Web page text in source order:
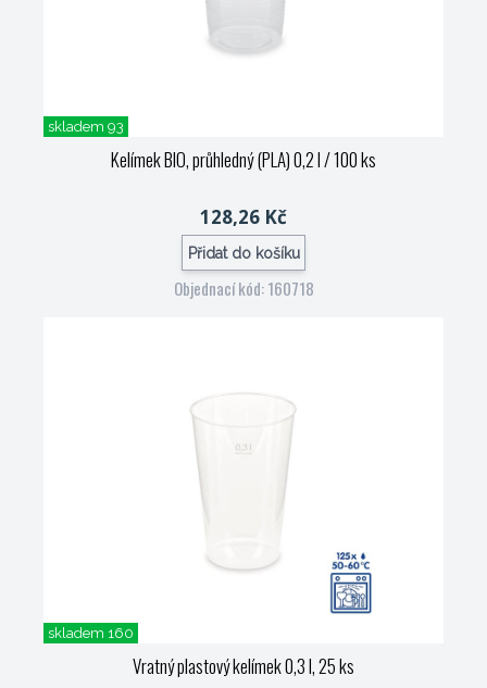
skladem 93
Kelímek BIO, průhledný (PLA) 0,2 l / 100 ks
128,26 Kč
Přidat do košíku
Objednací kód: 160718
skladem 160
Vratný plastový kelímek 0,3 l, 25 ks